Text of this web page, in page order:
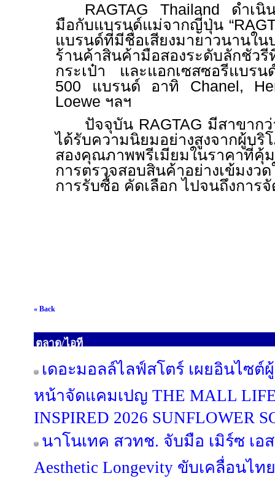
RAGTAG Thailand ดำเนิ
มือกับแบรนด์แม่จากญี่ปุ่น “
แบรนด์ที่มีชื่อเสียงมายาวนานใ
ร้านค้าสินค้ามือสองระดับลักชัวรี
กระเป๋า และแอกเซสซอรีแบรน
500 แบรนด์ อาทิ Chanel,
Loewe ฯลฯ
ปัจจุบัน RAGTAG มีสาขาก
ได้รับความนิยมอย่างสูงจากผู้บ
สองคุณภาพพรีเมียมในราคาที่
การตรวจสอบสินค้าอย่างเข้ม
การรับซื้อ คัดเลือก ไปจนถึงการ
« Back
ตลาด/ไอที
เดอะมอลล์ไลฟ์สโตร์ เผยอินไซต์
หน้าจัดแคมเปญ THE MALL
INSPIRED 2026 SUNFLOWER
นาโนเทค สวทช. จับมือ เมิร์ซ เอ
Aesthetic Longevity ขับเคลื่อนไ